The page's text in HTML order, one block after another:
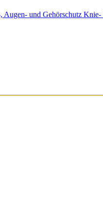
Augen- und Gehörschutz Knie-